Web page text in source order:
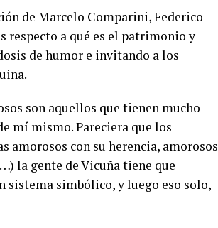
de Marcelo Comparini, Federico
respecto a qué es el patrimonio y
de humor e invitando a los
son aquellos que tienen mucho
mí mismo. Pareciera que los
con su herencia, amorosos
la gente de Vicuña tiene que
sistema simbólico, y luego eso solo,